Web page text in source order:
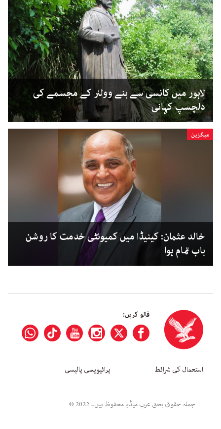
لاہور میں کانسی سے بنے وولنر کے مجسمے کی
دلچسپ کہانی
میگزین
خالد عثمان: کینیڈا میں کمیونٹی خدمت کا روشن
باب تمام ہوا
فالو کریں:
استعمال کی شرائط پرائیویسی پالیسی
جملہ حقوق بحق عرب میڈیا محفوظ ہیں۔ 2022 ©